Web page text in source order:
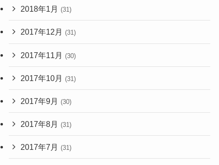
2018年1月 (31)
2017年12月 (31)
2017年11月 (30)
2017年10月 (31)
2017年9月 (30)
2017年8月 (31)
2017年7月 (31)